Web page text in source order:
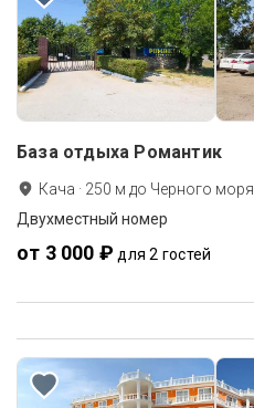
База отдыха Романтик
Кача · 250 м до Черного моря
Двухместный номер
от 3 000 ₽ для 2 гостей